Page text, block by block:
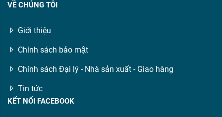
VỀ CHÚNG TÔI
Giới thiệu
Chính sách bảo mật
Chính sách Đại lý - Nhà sản xuất - Giao hàng
Tin tức
KẾT NỐI FACEBOOK